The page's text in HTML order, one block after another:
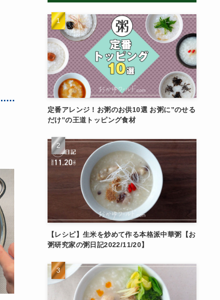
定番アレンジ！お粥のお供10選 お粥に”のせる
だけ”の王道トッピング食材
【レシピ】生米を炒めて作る本格派中華粥【お
粥研究家の粥日記2022/11/20】